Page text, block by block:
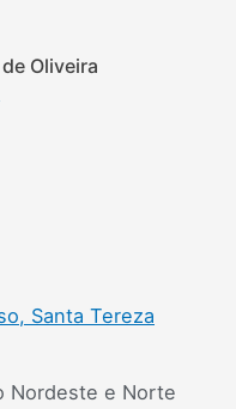
Oliveira
Nordeste e Norte